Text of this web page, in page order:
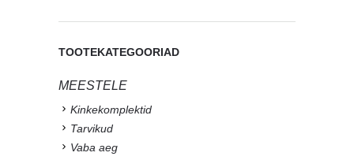
TOOTEKATEGOORIAD
MEESTELE
Kinkekomplektid
Tarvikud
Vaba aeg